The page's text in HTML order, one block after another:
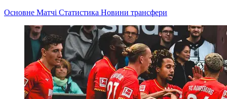
Основне Матчі Статистика Новини трансфери